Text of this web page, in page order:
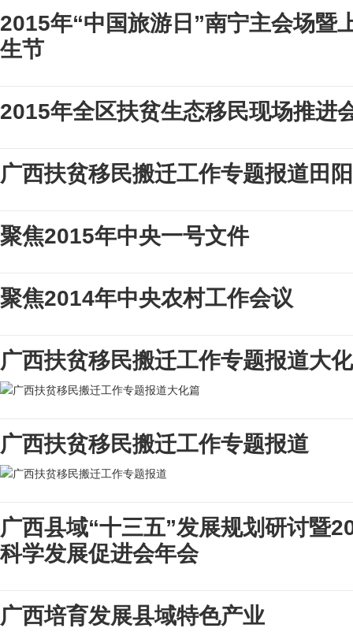
2015年“中国旅游日”南宁主会场暨
生节
2015年全区扶贫生态移民现场推进
广西扶贫移民搬迁工作专题报道田
聚焦2015年中央一号文件
聚焦2014年中央农村工作会议
广西扶贫移民搬迁工作专题报道大
广西扶贫移民搬迁工作专题报道
广西县域“十三五”发展规划研讨暨
科学发展促进会年会
广西培育发展县域特色产业